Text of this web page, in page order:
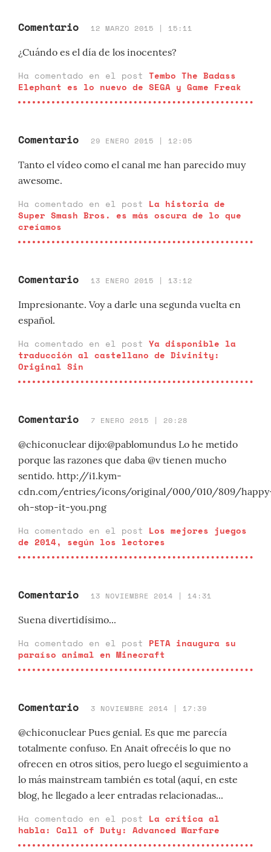
Comentario 12 MARZO 2015 | 15:11
¿Cuándo es el día de los inocentes?
Ha comentado en el post Tembo The Badass
Elephant es lo nuevo de SEGA y Game Freak
Comentario 29 ENERO 2015 | 12:05
Tanto el vídeo como el canal me han parecido muy
awesome.
Ha comentado en el post La historia de
Super Smash Bros. es más oscura de lo que
creíamos
Comentario 13 ENERO 2015 | 13:12
Impresionante. Voy a darle una segunda vuelta en
español.
Ha comentado en el post Ya disponible la
traducción al castellano de Divinity:
Original Sin
Comentario 7 ENERO 2015 | 20:28
@chiconuclear dijo:@pablomundus Lo he metido
porque las razones que daba @v tienen mucho
sentido. http://i1.kym-
cdn.com/entries/icons/original/000/010/809/
oh-stop-it-you.png
Ha comentado en el post Los mejores juegos
de 2014, según los lectores
Comentario 13 NOVIEMBRE 2014 | 14:31
Suena divertidísimo...
Ha comentado en el post PETA inaugura su
paraíso animal en Minecraft
Comentario 3 NOVIEMBRE 2014 | 17:39
@chiconuclear Pues genial. Es que me parecía
totalmente confuso. En Anait ofrecéis lo que no
ofrecen en otros sitios, pero luego el seguimiento a
lo más mainstream también es total (aquí, en este
blog, he llegado a leer entradas relacionadas...
Ha comentado en el post La crítica al
habla: Call of Duty: Advanced Warfare